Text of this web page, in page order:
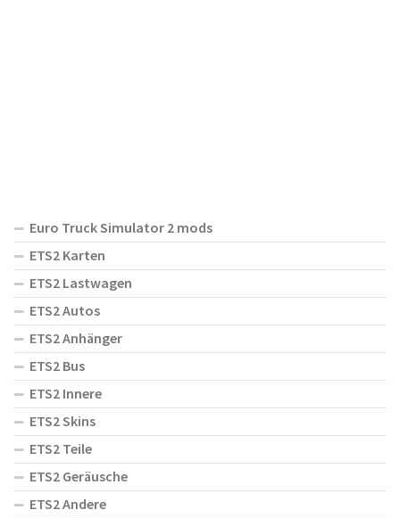
Euro Truck Simulator 2 mods
ETS2 Karten
ETS2 Lastwagen
ETS2 Autos
ETS2 Anhänger
ETS2 Bus
ETS2 Innere
ETS2 Skins
ETS2 Teile
ETS2 Geräusche
ETS2 Andere